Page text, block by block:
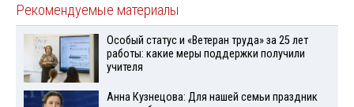
Рекомендуемые материалы
Особый статус и «Ветеран труда» за 25 лет
работы: какие меры поддержки получили
учителя
Анна Кузнецова: Для нашей семьи праздник